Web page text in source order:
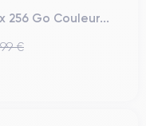
256 Go Couleur...
€